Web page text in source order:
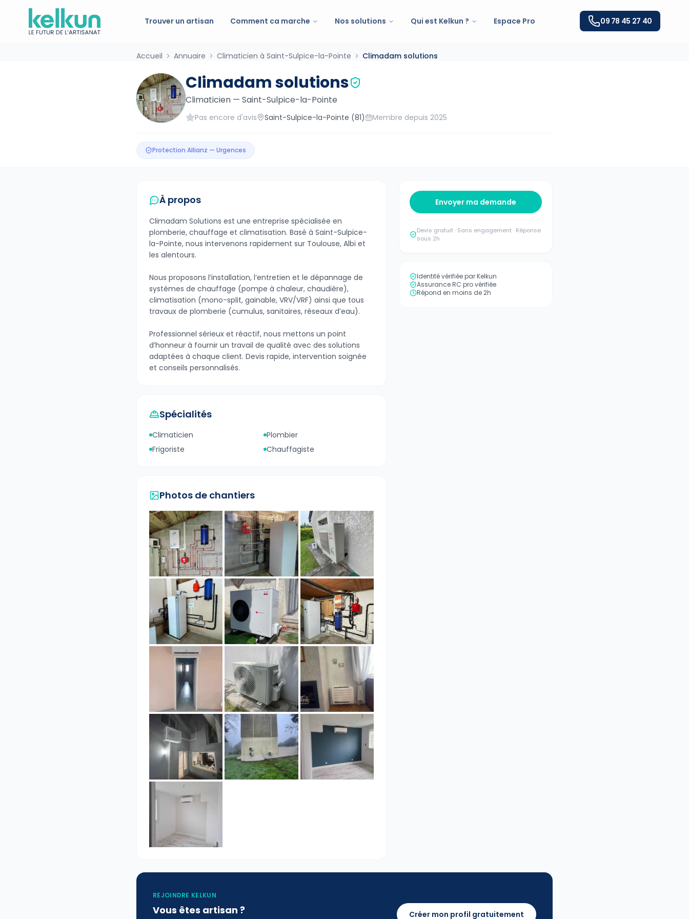
Trouver un artisan Comment ca marche Nos solutions Qui est Kelkun ? Espace Pro 09 78 45 27 40
Accueil Annuaire Climaticien à Saint-Sulpice-la-Pointe Climadam solutions
Climadam solutions
Climaticien — Saint-Sulpice-la-Pointe
Pas encore d'avis Saint-Sulpice-la-Pointe (81) Membre depuis 2025
Protection Allianz — Urgences
À propos
Climadam Solutions est une entreprise spécialisée en
plomberie, chauffage et climatisation. Basé à Saint-Sulpice-
la-Pointe, nous intervenons rapidement sur Toulouse, Albi et
les alentours.
Nous proposons l’installation, l’entretien et le dépannage de
systèmes de chauffage (pompe à chaleur, chaudière),
climatisation (mono-split, gainable, VRV/VRF) ainsi que tous
travaux de plomberie (cumulus, sanitaires, réseaux d’eau).
Professionnel sérieux et réactif, nous mettons un point
d’honneur à fournir un travail de qualité avec des solutions
adaptées à chaque client. Devis rapide, intervention soignée
et conseils personnalisés.
Spécialités
Climaticien
Plombier
Frigoriste
Chauffagiste
Photos de chantiers
Envoyer ma demande
Devis gratuit · Sans engagement · Réponse
sous 2h
Identité vérifiée par Kelkun
Assurance RC pro vérifiée
Répond en moins de 2h
REJOINDRE KELKUN
Vous êtes artisan ? Créer mon profil gratuitement